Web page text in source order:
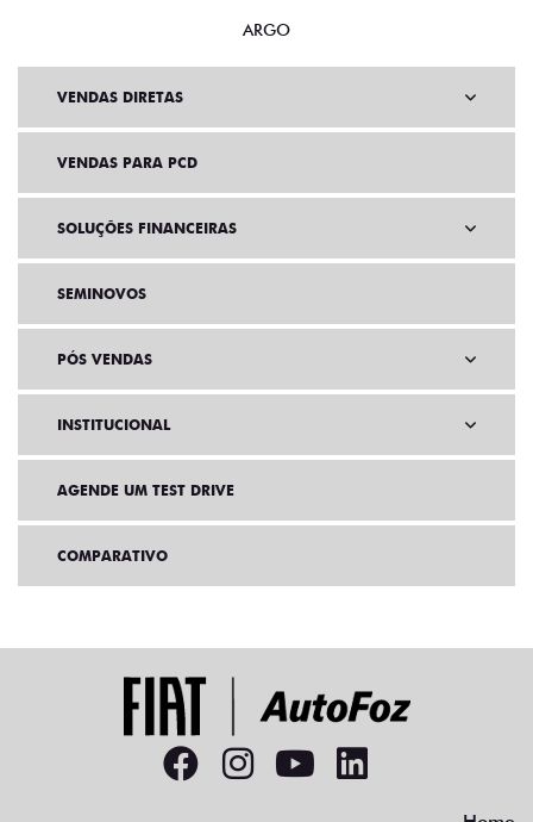
ARGO
VENDAS DIRETAS
VENDAS PARA PCD
SOLUÇÕES FINANCEIRAS
SEMINOVOS
PÓS VENDAS
INSTITUCIONAL
AGENDE UM TEST DRIVE
COMPARATIVO